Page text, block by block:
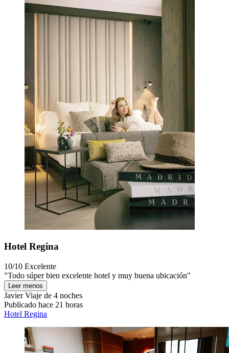
Hotel Regina
10/10 Excelente
"Todo súper bien excelente hotel y muy buena ubicación"
Leer menos
JavierViaje de 4 noches
Publicado hace 21 horas
Hotel Regina